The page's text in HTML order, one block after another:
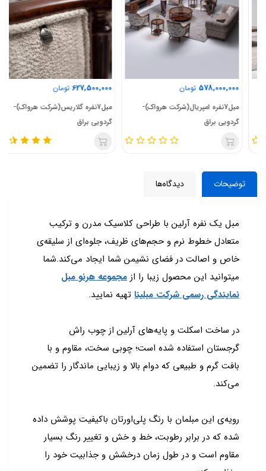
578,000,000 تومان
مبل7نفره امپریال(شرکت هرواک)-
گردویی براق
627,500,000 تومان
مبل7نفره گلاریس(شرکت هرواک)-
گردویی براق
توضیحات دیدگاه‌ها
مبل یک نفره آرلین با طراحی کلاسیک مدرن و ترکیب
متعادل خطوط نرم و حجم‌های ظریف، جلوه‌ای از سلیقه‌ی
خاص و اصالت در فضای نشیمن شما ایجاد می‌کند.شما
میتوانید این محصول زیبا را از مجموعه هرنو مبل
نمایندگی رسمی شرکت مبلینا تهیه نمایید.
در ساخت اسکلت و پایه‌های آرلین از چوب راش
گرجستان استفاده شده است؛ چوبی سخت، مقاوم و با
بافت گرم و طبیعی که دوام بالا و زیبایی ماندگار را تضمین
می‌کند.
رویه‌ی این مبلمان با رنگ پلی‌اورتان باکیفیت پوشش داده
شده که در برابر رطوبت، خط و خش و تغییر رنگ بسیار
مقاوم است و در طول زمان درخشش و جذابیت خود را